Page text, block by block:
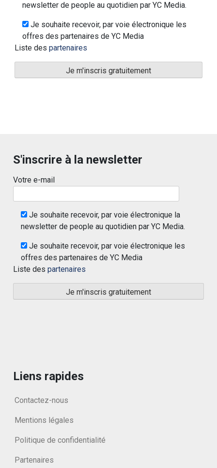
newsletter de people au quotidien par YC Media.
Je souhaite recevoir, par voie électronique les
offres des partenaires de YC Media
Liste des partenaires
S'inscrire à la newsletter
Votre e-mail
Je souhaite recevoir, par voie électronique la
newsletter de people au quotidien par YC Media.
Je souhaite recevoir, par voie électronique les
offres des partenaires de YC Media
Liste des partenaires
Liens rapides
Contactez-nous
Mentions légales
Politique de confidentialité
Partenaires